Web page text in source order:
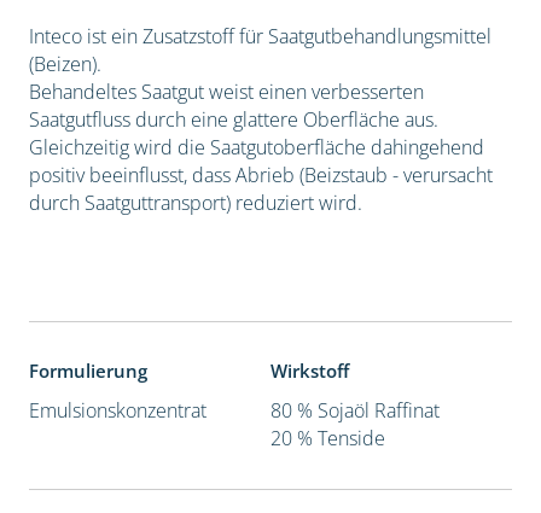
Inteco ist ein Zusatzstoff für Saatgutbehandlungsmittel
(Beizen).
Behandeltes Saatgut weist einen verbesserten
Saatgutfluss durch eine glattere Oberfläche aus.
Gleichzeitig wird die Saatgutoberfläche dahingehend
positiv beeinflusst, dass Abrieb (Beizstaub - verursacht
durch Saatguttransport) reduziert wird.
Formulierung
Emulsionskonzentrat
Wirkstoff
80 % Sojaöl Raffinat
20 % Tenside